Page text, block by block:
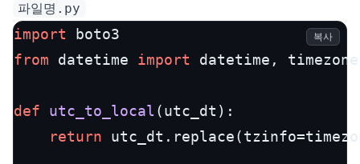
파일명.py
import
from datetime import datetime, timezone
def utc_to_local (utc_dt ):
return
복사